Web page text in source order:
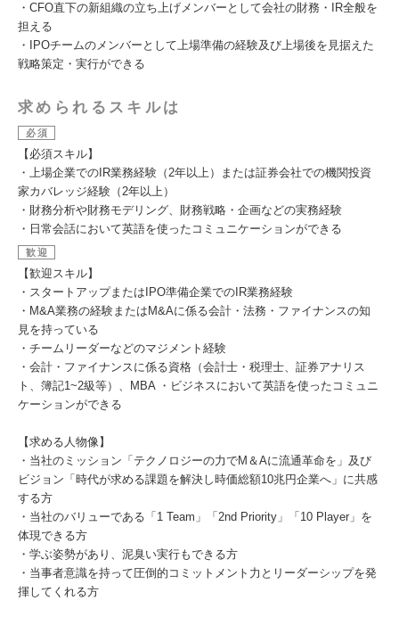
・CFO直下の新組織の立ち上げメンバーとして会社の財務・IR全般を
担える
・IPOチームのメンバーとして上場準備の経験及び上場後を見据えた
戦略策定・実行ができる
求められるスキルは
必須
【必須スキル】
・上場企業でのIR業務経験（2年以上）または証券会社での機関投資
家カバレッジ経験（2年以上）
・財務分析や財務モデリング、財務戦略・企画などの実務経験
・日常会話において英語を使ったコミュニケーションができる
歓迎
【歓迎スキル】
・スタートアップまたはIPO準備企業でのIR業務経験
・M&A業務の経験またはM&Aに係る会計・法務・ファイナンスの知
見を持っている
・チームリーダーなどのマジメント経験
・会計・ファイナンスに係る資格（会計士・税理士、証券アナリス
ト、簿記1~2級等）、MBA ・ビジネスにおいて英語を使ったコミュニ
ケーションができる
【求める人物像】
・当社のミッション「テクノロジーの力でM＆Aに流通革命を」及び
ビジョン「時代が求める課題を解決し時価総額10兆円企業へ」に共感
する方
・当社のバリューである「1 Team」「2nd Priority」「10 Player」を
体現できる方
・学ぶ姿勢があり、泥臭い実行もできる方
・当事者意識を持って圧倒的コミットメント力とリーダーシップを発
揮してくれる方